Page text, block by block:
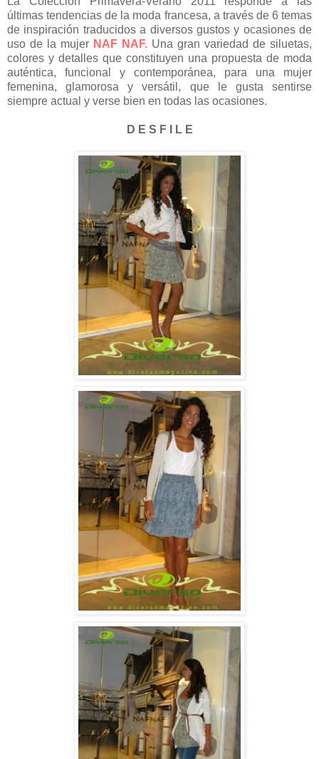
últimas tendencias de la moda francesa, a través de 6 temas
de inspiración traducidos a diversos gustos y ocasiones de
uso de la mujer NAF NAF. Una gran variedad de siluetas,
colores y detalles que constituyen una propuesta de moda
auténtica, funcional y contemporánea, para una mujer
femenina, glamorosa y versátil, que le gusta sentirse
siempre actual y verse bien en todas las ocasiones.
D E S F I L E